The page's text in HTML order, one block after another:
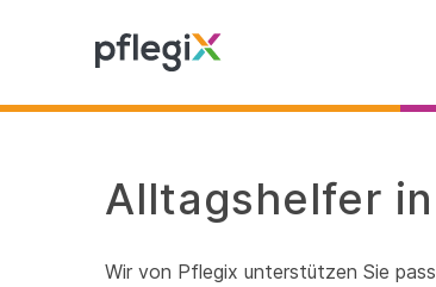
Alltagshelfer
Wir von Pflegix unterstützen Sie